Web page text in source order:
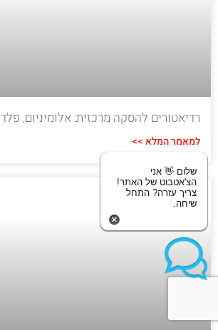
רדיאטורים להסקה מרכזית: אלומיניום,
למאמר המלא >>
שלום 👋 אני
הצ'אטבוט של האתר!
צריך עזרה? התחל
שיחה.